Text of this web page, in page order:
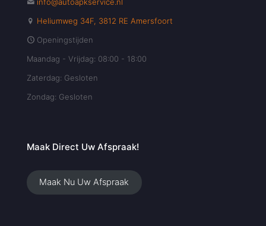
info@autoapkservice.nl
Heliumweg 34F, 3812 RE Amersfoort
Openingstijden
Maandag - Vrijdag: 08:00 - 18:00
Zaterdag: Gesloten
Zondag: Gesloten
Maak Direct Uw Afspraak!
Maak Nu Uw Afspraak